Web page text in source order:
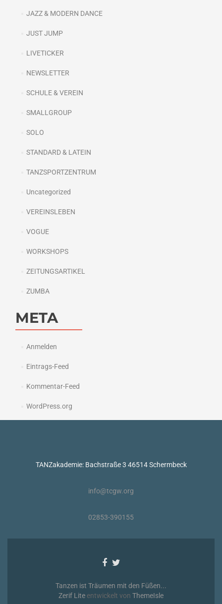
JAZZ & MODERN DANCE
JUST JUMP
LIVETICKER
NEWSLETTER
SCHULE & VEREIN
SMALLGROUP
SOLO
STANDARD & LATEIN
TANZSPORTZENTRUM
Uncategorized
VEREINSLEBEN
VOGUE
WORKSHOPS
ZEITUNGSARTIKEL
ZUMBA
META
Anmelden
Eintrags-Feed
Kommentar-Feed
WordPress.org
TANZakademie: Bachstraße 3 46514 Schermbeck
info@tcgw.org
02853-390155
Facebook-
Twitter-
Tanzen ist Träumen mit den Füßen...
Zerif Lite entwickelt von ThemeIsle